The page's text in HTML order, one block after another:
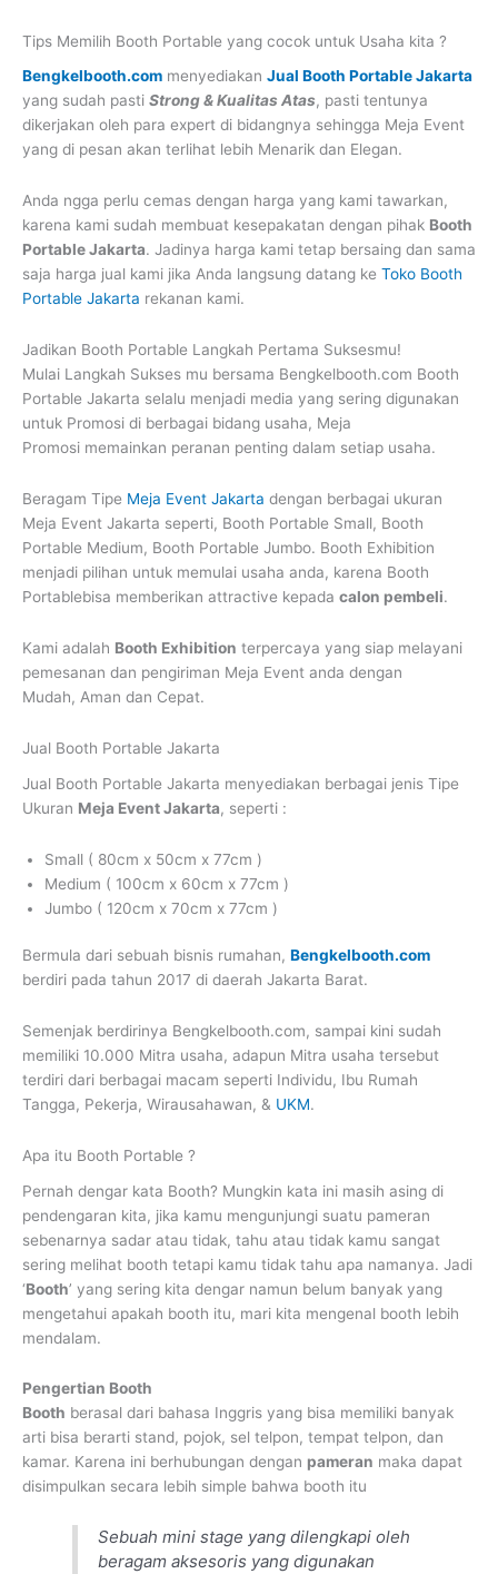
Tips Memilih Booth Portable yang cocok untuk Usaha kita ?
Bengkelbooth.com menyediakan Jual Booth Portable Jakarta
yang sudah pasti Strong & Kualitas Atas, pasti tentunya
dikerjakan oleh para expert di bidangnya sehingga Meja Event
yang di pesan akan terlihat lebih Menarik dan Elegan.
Anda ngga perlu cemas dengan harga yang kami tawarkan,
karena kami sudah membuat kesepakatan dengan pihak Booth
Portable Jakarta. Jadinya harga kami tetap bersaing dan sama
saja harga jual kami jika Anda langsung datang ke Toko Booth
Portable Jakarta rekanan kami.
Jadikan Booth Portable Langkah Pertama Suksesmu!
Mulai Langkah Sukses mu bersama Bengkelbooth.com Booth
Portable Jakarta selalu menjadi media yang sering digunakan
untuk Promosi di berbagai bidang usaha, Meja
Promosi memainkan peranan penting dalam setiap usaha.
Beragam Tipe Meja Event Jakarta dengan berbagai ukuran
Meja Event Jakarta seperti, Booth Portable Small, Booth
Portable Medium, Booth Portable Jumbo. Booth Exhibition
menjadi pilihan untuk memulai usaha anda, karena Booth
Portablebisa memberikan attractive kepada calon pembeli.
Kami adalah Booth Exhibition terpercaya yang siap melayani
pemesanan dan pengiriman Meja Event anda dengan
Mudah, Aman dan Cepat.
Jual Booth Portable Jakarta
Jual Booth Portable Jakarta menyediakan berbagai jenis Tipe
Ukuran Meja Event Jakarta, seperti :
Small ( 80cm x 50cm x 77cm )
Medium ( 100cm x 60cm x 77cm )
Jumbo ( 120cm x 70cm x 77cm )
Bermula dari sebuah bisnis rumahan, Bengkelbooth.com
berdiri pada tahun 2017 di daerah Jakarta Barat.
Semenjak berdirinya Bengkelbooth.com, sampai kini sudah
memiliki 10.000 Mitra usaha, adapun Mitra usaha tersebut
terdiri dari berbagai macam seperti Individu, Ibu Rumah
Tangga, Pekerja, Wirausahawan, & UKM.
Apa itu Booth Portable ?
Pernah dengar kata Booth? Mungkin kata ini masih asing di
pendengaran kita, jika kamu mengunjungi suatu pameran
sebenarnya sadar atau tidak, tahu atau tidak kamu sangat
sering melihat booth tetapi kamu tidak tahu apa namanya. Jadi
‘Booth’ yang sering kita dengar namun belum banyak yang
mengetahui apakah booth itu, mari kita mengenal booth lebih
mendalam.
Pengertian Booth
Booth berasal dari bahasa Inggris yang bisa memiliki banyak
arti bisa berarti stand, pojok, sel telpon, tempat telpon, dan
kamar. Karena ini berhubungan dengan pameran maka dapat
disimpulkan secara lebih simple bahwa booth itu
Sebuah mini stage yang dilengkapi oleh
beragam aksesoris yang digunakan